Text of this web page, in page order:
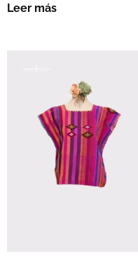
Leer más